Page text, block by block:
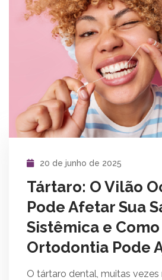
20 de junho de 2025
Tártaro: O Vilão
Pode Afetar Sua
Sistêmica e Como
Ortodontia Pode
O tártaro dental, muitas